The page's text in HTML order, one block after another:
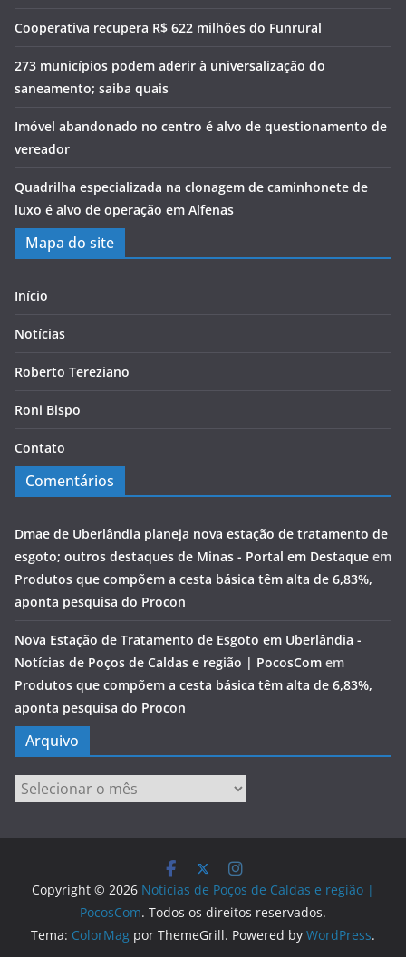
Cooperativa recupera R$ 622 milhões do Funrural
273 municípios podem aderir à universalização do
saneamento; saiba quais
Imóvel abandonado no centro é alvo de questionamento de
vereador
Quadrilha especializada na clonagem de caminhonete de
luxo é alvo de operação em Alfenas
Mapa do site
Início
Notícias
Roberto Tereziano
Roni Bispo
Contato
Comentários
Dmae de Uberlândia planeja nova estação de tratamento de
esgoto; outros destaques de Minas - Portal em Destaque em
Produtos que compõem a cesta básica têm alta de 6,83%,
aponta pesquisa do Procon
Nova Estação de Tratamento de Esgoto em Uberlândia -
Notícias de Poços de Caldas e região | PocosCom em
Produtos que compõem a cesta básica têm alta de 6,83%,
aponta pesquisa do Procon
Arquivo
Arquivo
Copyright © 2026 Notícias de Poços de Caldas e região |
PocosCom. Todos os direitos reservados.
Tema: ColorMag por ThemeGrill. Powered by WordPress.